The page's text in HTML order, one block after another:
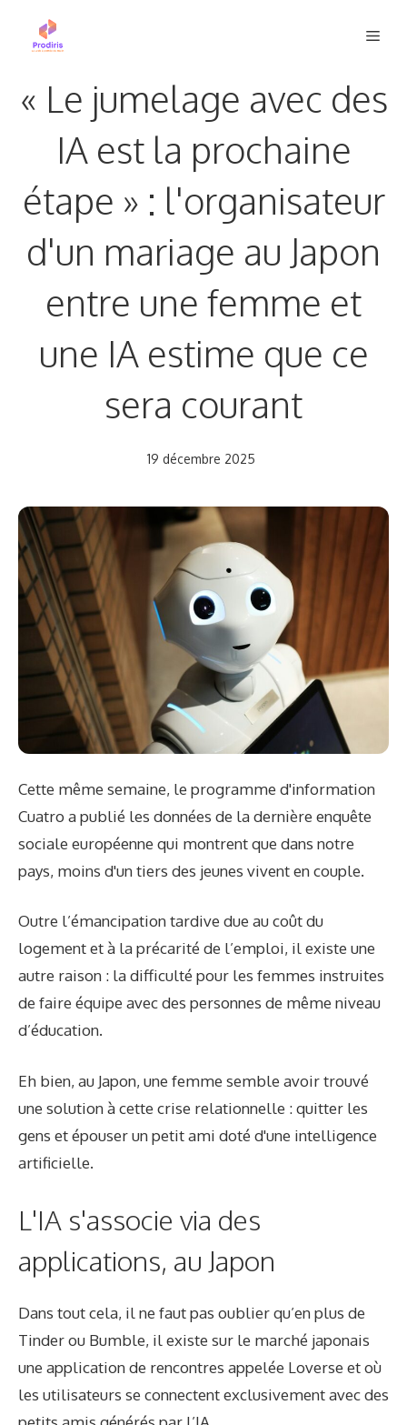
« Le jumelage avec des
IA est la prochaine
étape » : l'organisateur
d'un mariage au Japon
entre une femme et
une IA estime que ce
sera courant
19 décembre 2025
Cette même semaine, le programme d'information
Cuatro a publié les données de la dernière enquête
sociale européenne qui montrent que dans notre
pays, moins d'un tiers des jeunes vivent en couple.
Outre l’émancipation tardive due au coût du
logement et à la précarité de l’emploi, il existe une
autre raison : la difficulté pour les femmes instruites
de faire équipe avec des personnes de même niveau
d’éducation.
Eh bien, au Japon, une femme semble avoir trouvé
une solution à cette crise relationnelle : quitter les
gens et épouser un petit ami doté d'une intelligence
artificielle.
L'IA s'associe via des
applications, au Japon
Dans tout cela, il ne faut pas oublier qu’en plus de
Tinder ou Bumble, il existe sur le marché japonais
une application de rencontres appelée Loverse et où
les utilisateurs se connectent exclusivement avec des